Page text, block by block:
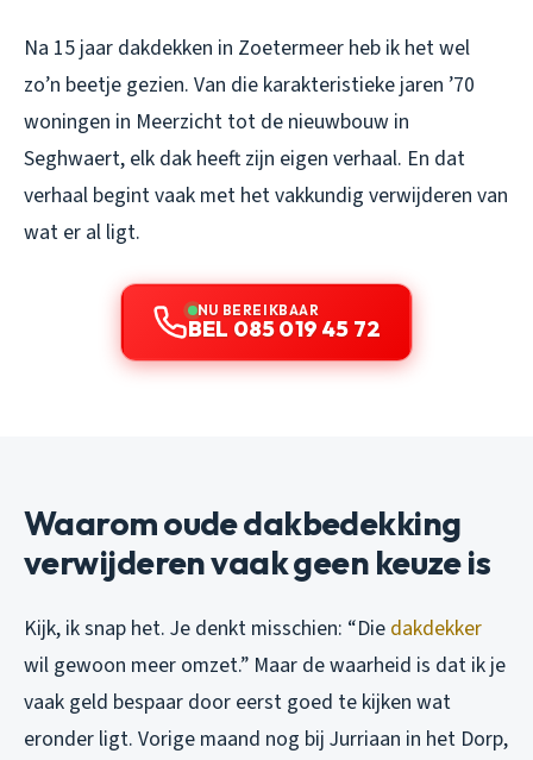
Na 15 jaar dakdekken in Zoetermeer heb ik het wel
zo’n beetje gezien. Van die karakteristieke jaren ’70
woningen in Meerzicht tot de nieuwbouw in
Seghwaert, elk dak heeft zijn eigen verhaal. En dat
verhaal begint vaak met het vakkundig verwijderen van
wat er al ligt.
NU BEREIKBAAR
BEL 085 019 45 72
Waarom oude dakbedekking
verwijderen vaak geen keuze is
Kijk, ik snap het. Je denkt misschien: “Die dakdekker
wil gewoon meer omzet.” Maar de waarheid is dat ik je
vaak geld bespaar door eerst goed te kijken wat
eronder ligt. Vorige maand nog bij Jurriaan in het Dorp,